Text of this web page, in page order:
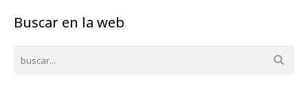
Buscar en la web